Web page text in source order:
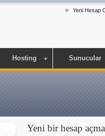
Yeni Hesap
Hosting Sunucular
Yeni bir hesap